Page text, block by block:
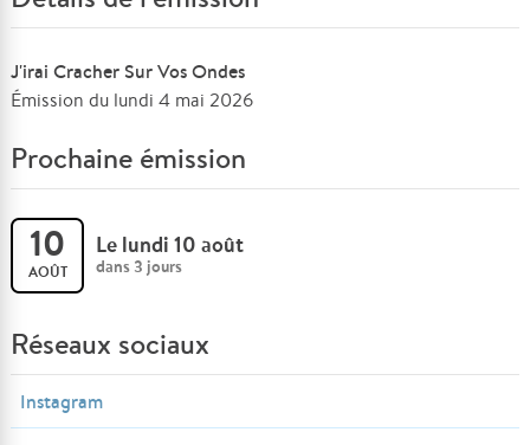
J'irai Cracher Sur Vos Ondes
Émission du lundi 4 mai 2026
Prochaine émission
10
AOÛT
Le lundi 10 août
dans 3 jours
Réseaux sociaux
Instagram